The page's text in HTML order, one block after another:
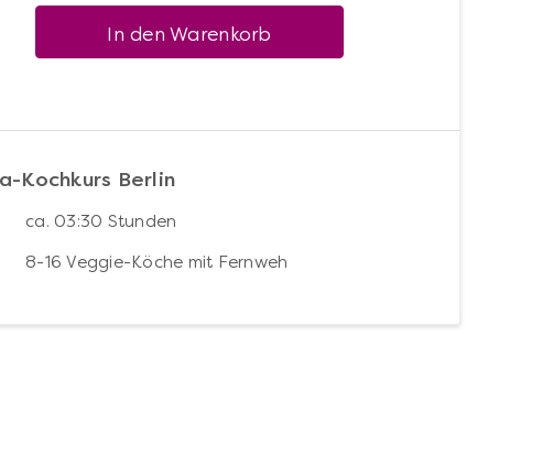
In den Warenkorb
Kochkurs Berlin
ca. 03:30 Stunden
8-16 Veggie-Köche mit Fernweh